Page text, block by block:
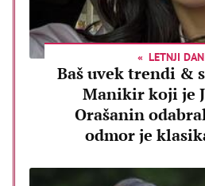
LETNJI
Baš uvek trendi &
Manikir koji je
Orašanin
odmor je